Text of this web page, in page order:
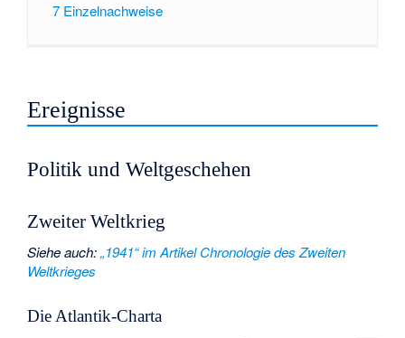
7 Einzelnachweise
Ereignisse
Politik und Weltgeschehen
Zweiter Weltkrieg
Siehe auch:„1941“ im Artikel Chronologie des Zweiten
Weltkrieges
Die Atlantik-Charta